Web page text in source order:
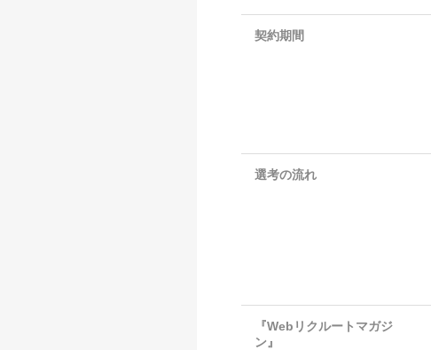
契約期間
選考の流れ
『Webリクルートマガジ
ン』